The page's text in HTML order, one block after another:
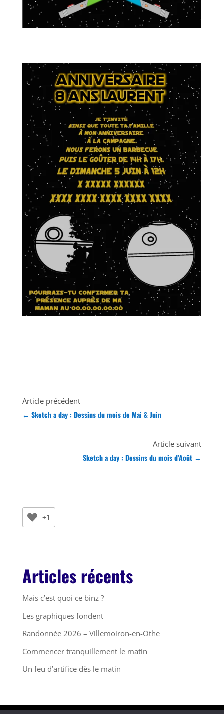
Article précédent
← Sketch a day : Dessins du mois de Mai & Juin
Article suivant
Sketch a day : Dessins du mois d’Août →
+1
Articles récents
Mais c’est quoi ce binz ?
Les graphiques fondent
Randonnée 2026 – Villemoiron-en-Othe
Commencer tranquillement le matin
Un feu d’artifice dès le matin